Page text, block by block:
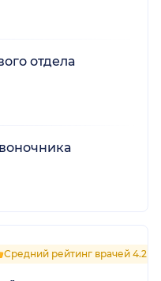
отдела
Средний рейтинг врачей 4.2